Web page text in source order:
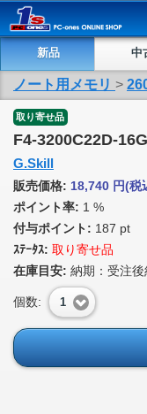
新品 中
ノート用メモリ >
取り寄せ品
F4-3200C22D-
G.Skill
販売価格: 18,740 円(税
ポイント率: 1 %
付与ポイント: 187 pt
ｽﾃｰﾀｽ: 取り寄せ品
在庫目安: 納期：受注後
個数: 1